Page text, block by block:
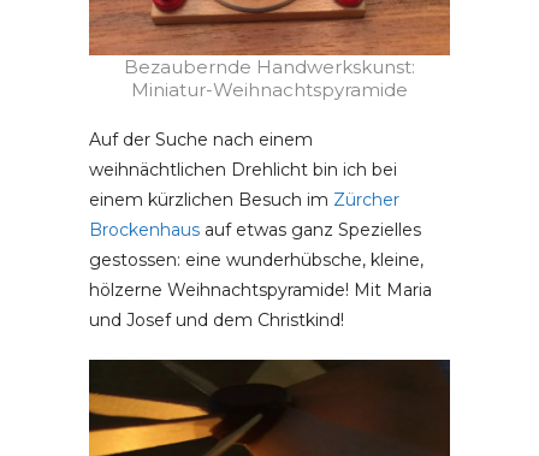
Bezaubernde Handwerkskunst:
Miniatur-Weihnachtspyramide
Auf der Suche nach einem
weihnächtlichen Drehlicht bin ich bei
einem kürzlichen Besuch im Zürcher
Brockenhaus auf etwas ganz Spezielles
gestossen: eine wunderhübsche, kleine,
hölzerne Weihnachtspyramide! Mit Maria
und Josef und dem Christkind!